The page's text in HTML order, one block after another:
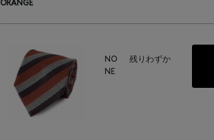
ORANGE
NO
NE
残りわずか